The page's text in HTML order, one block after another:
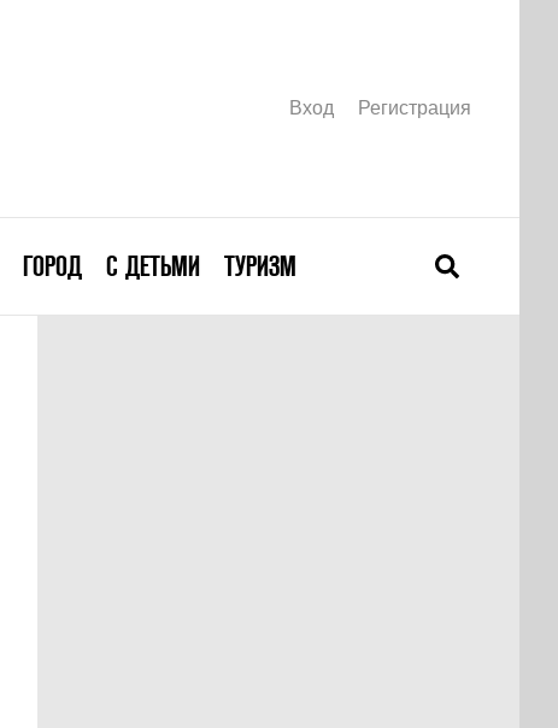
Вход Регистрация
ГОРОД С ДЕТЬМИ ТУРИЗМ